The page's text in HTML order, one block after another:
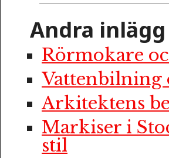
Andra inlägg
Rörmokare
Vattenbilning
Arkitektens
Markiser i
stil